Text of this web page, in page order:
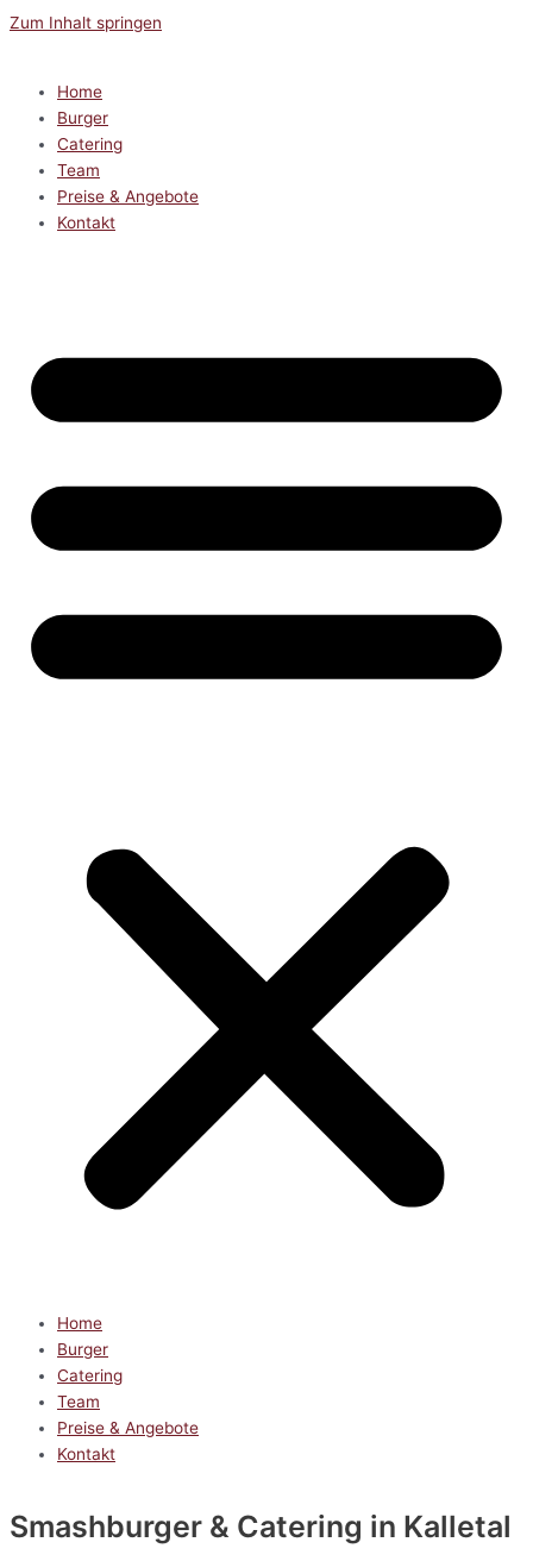
Zum Inhalt springen
Home
Burger
Catering
Team
Preise & Angebote
Kontakt
Home
Burger
Catering
Team
Preise & Angebote
Kontakt
Smashburger & Catering in Kalletal